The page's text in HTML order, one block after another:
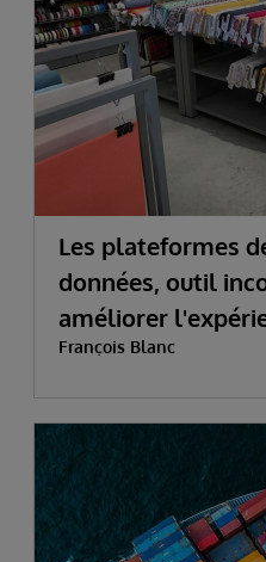
Les plateformes
données, outil
améliorer
François Blanc